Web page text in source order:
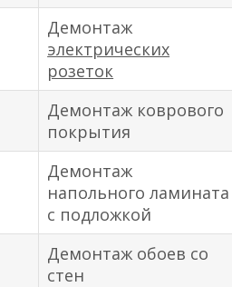
Демонтаж
электрических
розеток
Демонтаж коврового
покрытия
Демонтаж
напольного ламината
с подложкой
Демонтаж обоев со
стен